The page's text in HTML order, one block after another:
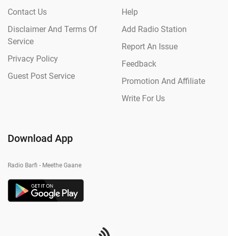
Contact Us
Disclaimer And Terms Of
Service
Privacy Policy
Guest Post Service
Help
Add Radio Station
Report An Issue
Feedback
Promotion And Affiliate
Write For Us
Download App
Radio Barfi - Meethe Gaane